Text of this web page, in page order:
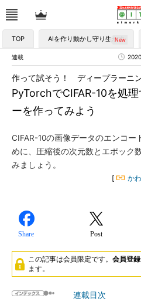
TOP AIを作り動かし守り生かす
連載
PyTorchでCIFAR-10を処
ーを作ってみよう
作って試そう！ ディープラーニ
CIFAR-10の画像データのエンコー
めに、圧縮後の次元数とエポック
みましょう。
[ か
Share Post
この記事は会員限定です。 会員登録
ます。
連載目次